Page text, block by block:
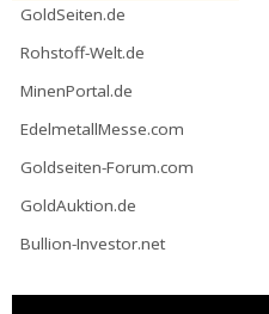
GoldSeiten.de
Rohstoff-Welt.de
MinenPortal.de
EdelmetallMesse.com
Goldseiten-Forum.com
GoldAuktion.de
Bullion-Investor.net